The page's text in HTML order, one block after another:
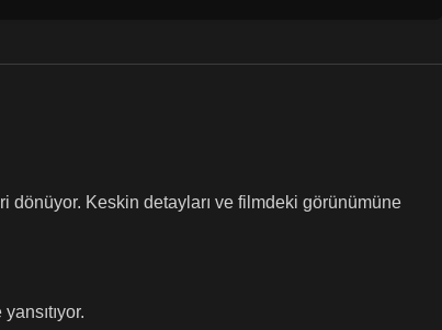
dönüyor. Keskin detayları ve filmdeki görünümüne